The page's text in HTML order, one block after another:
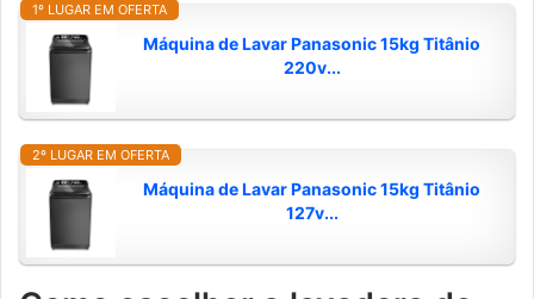
1º LUGAR EM OFERTA
Máquina de Lavar Panasonic 15kg Titânio
220v...
2º LUGAR EM OFERTA
Máquina de Lavar Panasonic 15kg Titânio
127v...